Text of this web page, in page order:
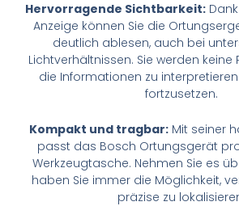
Hervorragende Sichtbarkeit:
Anzeige können Sie die
deutlich ablesen, auch bei
Lichtverhältnissen. Sie werden
die Informationen zu
fortzusetzen.
Kompakt und tragbar:Mit seiner
passt das Bosch Ortungsgerät
Werkzeugtasche. Nehmen Sie es
haben Sie immer die Möglichkeit,
präzise zu